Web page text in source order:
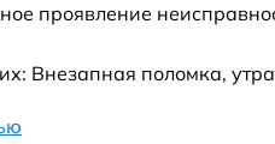
Philips GC7920
температуры Philips
проявление
Внезапная поломка,